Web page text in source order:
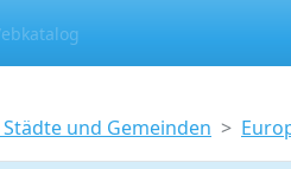
Städte und Gemeinden